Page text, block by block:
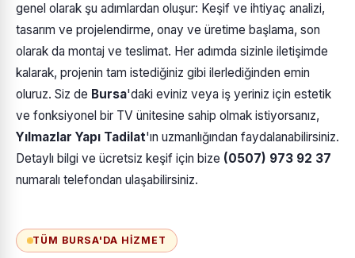
genel olarak şu adımlardan oluşur: Keşif ve ihtiyaç analizi,
tasarım ve projelendirme, onay ve üretime başlama, son
olarak da montaj ve teslimat. Her adımda sizinle iletişimde
kalarak, projenin tam istediğiniz gibi ilerlediğinden emin
oluruz. Siz de Bursa'daki eviniz veya iş yeriniz için estetik
ve fonksiyonel bir TV ünitesine sahip olmak istiyorsanız,
Yılmazlar Yapı Tadilat'ın uzmanlığından faydalanabilirsiniz.
Detaylı bilgi ve ücretsiz keşif için bize (0507) 973 92 37
numaralı telefondan ulaşabilirsiniz.
TÜM BURSA'DA HIZMET